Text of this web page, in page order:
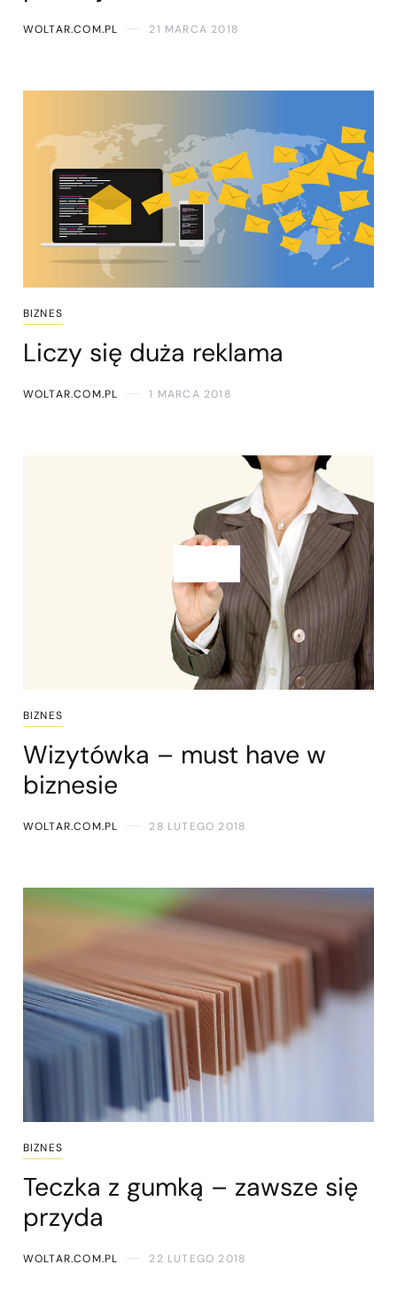
WOLTAR.COM.PL 21 MARCA 2018
BIZNES
Liczy się duża reklama
WOLTAR.COM.PL 1 MARCA 2018
BIZNES
Wizytówka – must have w
biznesie
WOLTAR.COM.PL 28 LUTEGO 2018
BIZNES
Teczka z gumką – zawsze się
przyda
WOLTAR.COM.PL 22 LUTEGO 2018